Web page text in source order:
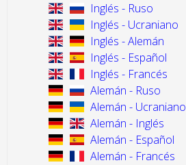
Inglés - Ruso
Inglés - Ucraniano
Inglés - Alemán
Inglés - Español
Inglés - Francés
Alemán - Ruso
Alemán - Ucraniano
Alemán - Inglés
Alemán - Español
Alemán - Francés